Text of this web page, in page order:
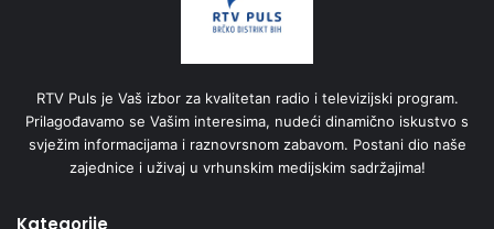
RTV Puls je Vaš izbor za kvalitetan radio i televizijski program.
Prilagođavamo se Vašim interesima, nudeći dinamično iskustvo s
svježim informacijama i raznovrsnom zabavom. Postani dio naše
zajednice i uživaj u vrhunskim medijskim sadržajima!